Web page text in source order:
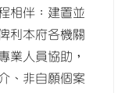
相伴：建置並
利本府各機關
業人員協助，
、非自願個案